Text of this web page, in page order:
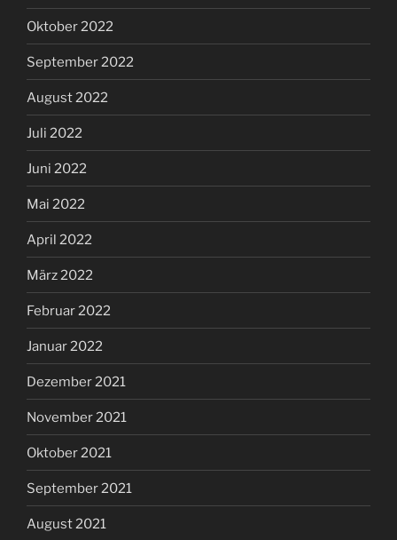
Oktober 2022
September 2022
August 2022
Juli 2022
Juni 2022
Mai 2022
April 2022
März 2022
Februar 2022
Januar 2022
Dezember 2021
November 2021
Oktober 2021
September 2021
August 2021